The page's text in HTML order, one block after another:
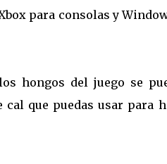
para consolas y
hongos del juego se
que puedas usar para